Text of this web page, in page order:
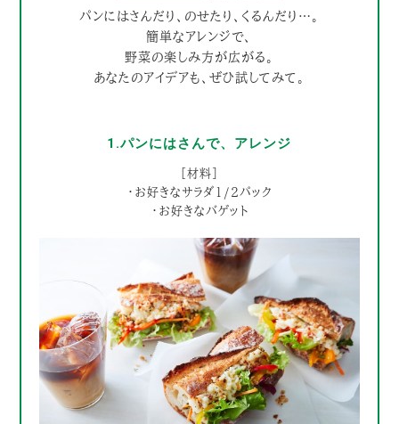
パンにはさんだり、のせたり、くるんだり…。
簡単なアレンジで、
野菜の楽しみ方が広がる。
あなたのアイデアも、ぜひ試してみて。
1.パンにはさんで、アレンジ
［材料］
・お好きなサラダ1/2パック
・お好きなバゲット